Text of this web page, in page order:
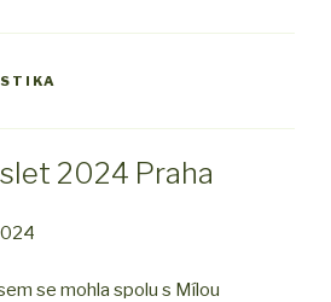
2024 Praha
se mohla spolu s Mílou